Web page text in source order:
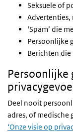
Seksuele of
‘Spam’ die
Persoonlijke
Berichten
Persoonlijke
Deel nooit
adres, of medische
‘Onze visie op